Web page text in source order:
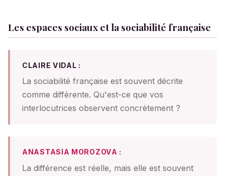
Les espaces sociaux et la sociabilité française
CLAIRE VIDAL :
La sociabilité française est souvent décrite
comme différente. Qu'est-ce que vos
interlocutrices observent concrètement ?
ANASTASIA MOROZOVA :
La différence est réelle, mais elle est souvent